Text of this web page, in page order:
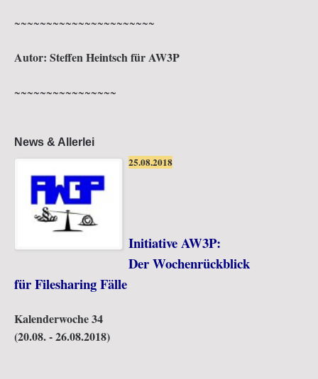
~~~~~~~~~~~~~~~~~~~~~~
Autor: Steffen Heintsch für AW3P
~~~~~~~~~~~~~~~~
News & Allerlei
Der Wochenrückblick